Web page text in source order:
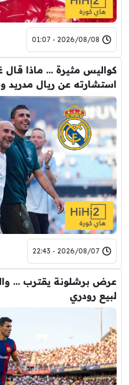
2026/08/08 - 01:07
كواليس مثيرة … ماذا قال
استشارته عن ريال مدريد
2026/08/07 - 22:43
عرض برشلونة يقترب …
لبيع رودري